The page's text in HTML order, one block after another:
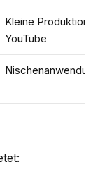
Kleine
YouTube